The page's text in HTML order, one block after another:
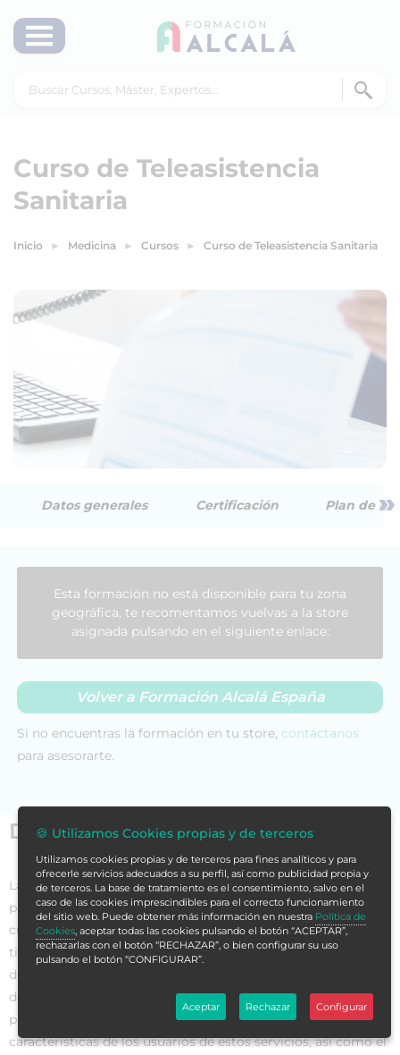
Curso de Teleasistencia
Sanitaria
Inicio Medicina Cursos Curso de Teleasistencia Sanitaria
Datos generales Certificación Plan de »
Datos generales
La teleasistencia ha abierto múltiples y eficaces posibilidades
prácticas para la atención de personas necesitadas de
cuidados sociosanitarios por diferentes razones. Al mismo
tiempo, se ha convertido en un novedoso nicho de empleo,
desde el que se reclaman profesionales bien formados para
desarrollar una tarea tan necesaria como delicada. Se
pretende mostrar, precisamente, cuáles son las
características de los usuarios de estos servicios, así como el
Esta formación no está disponible para tu zona
geográfica, te recomentamos vuelvas a la store
asignada pulsando en el siguiente enlace:
Volver a Formación Alcalá España
Si no encuentras la formación en tu store, contáctanos
para asesorarte.
🍪 Utilizamos Cookies propias y de terceros
Utilizamos cookies propias y de terceros para fines analíticos y para
ofrecerle servicios adecuados a su perfil, así como publicidad propia y
de terceros. La base de tratamiento es el consentimiento, salvo en el
caso de las cookies imprescindibles para el correcto funcionamiento
del sitio web. Puede obtener más información en nuestra Política de
Cookies, aceptar todas las cookies pulsando el botón “ACEPTAR”,
rechazarlas con el botón “RECHAZAR”, o bien configurar su uso
pulsando el botón “CONFIGURAR”.
Aceptar Rechazar Configurar